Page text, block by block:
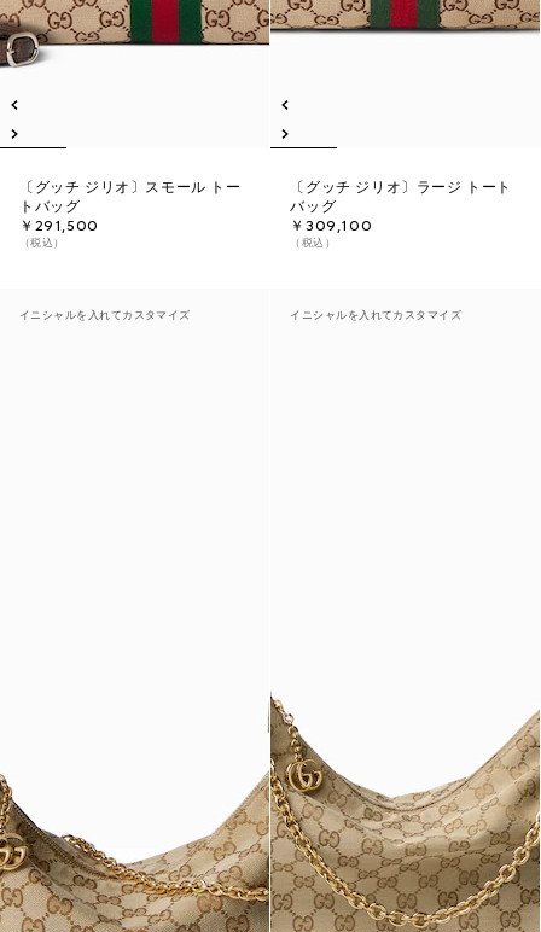
〔グッチ ジリオ〕スモール トー
トバッグ
￥291,500
（税込）
〔グッチ ジリオ〕ラージ トート
バッグ
￥309,100
（税込）
イニシャルを入れてカスタマイズ イニシャルを入れてカスタマイズ